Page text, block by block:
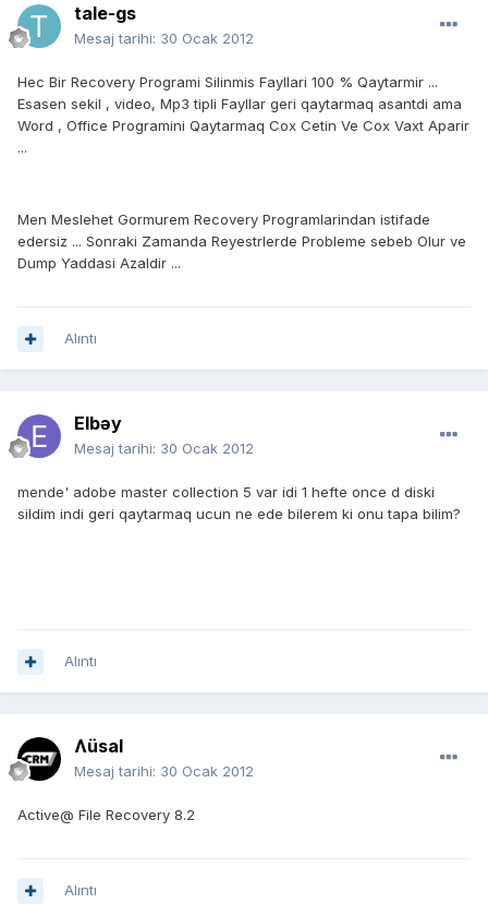
tale-gs
Mesaj tarihi: 30 Ocak 2012
Hec Bir Recovery Programi Silinmis Fayllari 100 % Qaytarmir ...
Esasen sekil , video, Mp3 tipli Fayllar geri qaytarmaq asantdi ama
Word , Office Programini Qaytarmaq Cox Cetin Ve Cox Vaxt Aparir
...
Men Meslehet Gormurem Recovery Programlarindan istifade
edersiz ... Sonraki Zamanda Reyestrlerde Probleme sebeb Olur ve
Dump Yaddasi Azaldir ...
Alıntı
Elbəy
Mesaj tarihi: 30 Ocak 2012
mende' adobe master collection 5 var idi 1 hefte once d diski
sildim indi geri qaytarmaq ucun ne ede bilerem ki onu tapa bilim?
Alıntı
Ʌüsal
Mesaj tarihi: 30 Ocak 2012
Active@ File Recovery 8.2
Alıntı